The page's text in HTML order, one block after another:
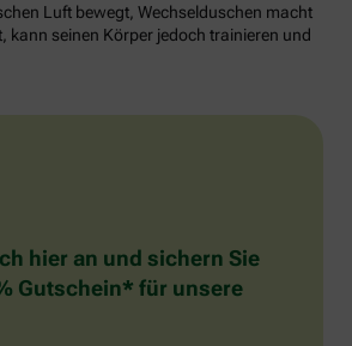
Luft bewegt, Wechselduschen macht
kann seinen Körper jedoch trainieren und
hier an und sichern Sie
Gutschein* für unsere